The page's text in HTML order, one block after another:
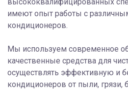
имеют опыт работы с
кондиционеров.
Мы используем современное
качественные средства для
осуществлять эффективную и
кондиционеров от пыли, грязи,